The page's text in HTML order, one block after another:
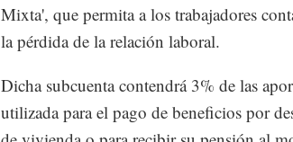
Mixta', que permita a los trabajadores
la pérdida de la relación laboral.
Dicha subcuenta contendrá 3% de las
utilizada para el pago de beneficios por